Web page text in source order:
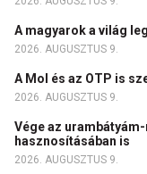
A magyarok a világ
2026. AUGUSZTUS 9.
A Mol és az OTP is
2026. AUGUSZTUS 9.
Vége az
hasznosításában is
2026. AUGUSZTUS 9.